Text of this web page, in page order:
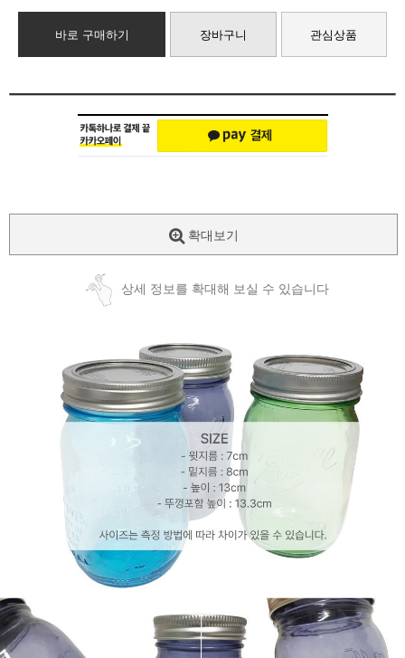
바로 구매하기 장바구니 관심상품
확대보기
상세 정보를 확대해 보실 수 있습니다